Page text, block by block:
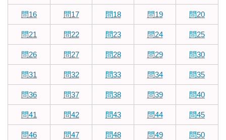
問16 問17 問18 問19 問20
問21 問22 問23 問24 問25
問26 問27 問28 問29 問30
問31 問32 問33 問34 問35
問36 問37 問38 問39 問40
問41 問42 問43 問44 問45
問46 問47 問48 問49 問50